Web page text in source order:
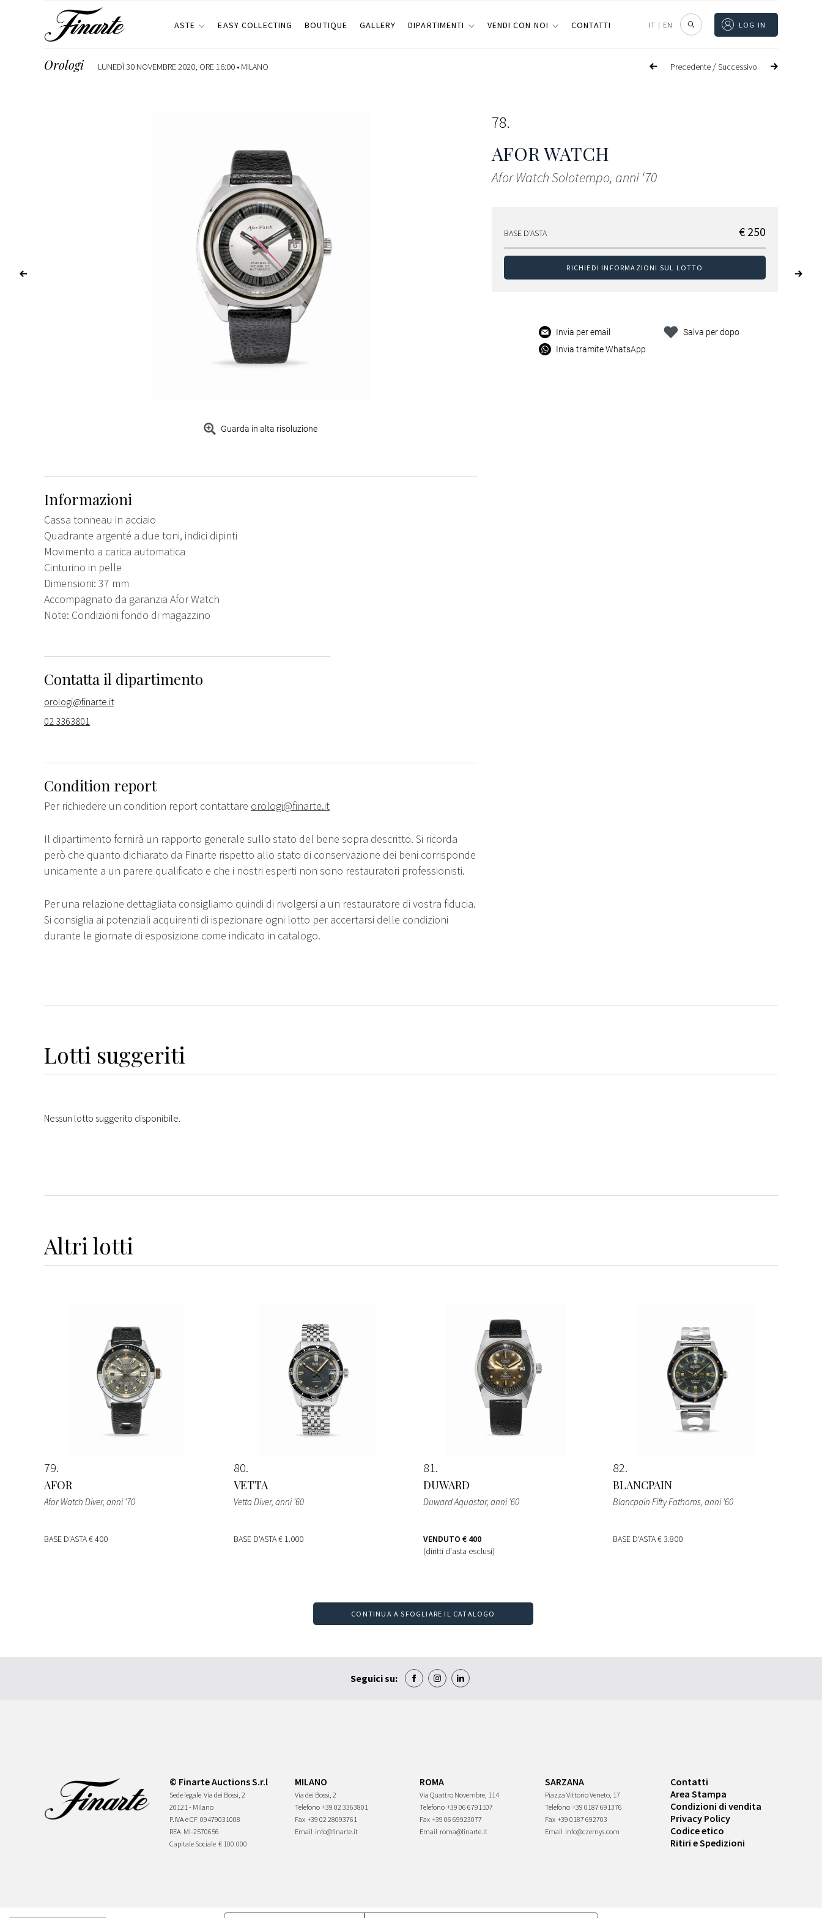
ASTE EASY COLLECTING BOUTIQUE GALLERY DIPARTIMENTI VENDI CON NOI CONTATTI IT | EN LOG IN
Precedente /Successivo
Orologi LUNEDÌ 30 NOVEMBRE 2020, ORE 16:00 • MILANO
Guarda in alta risoluzione
78
AFOR WATCH
Afor Watch Solotempo, anni ‘70
BASE D'ASTA € 250
RICHIEDI INFORMAZIONI SUL LOTTO
Invia per email
Invia tramite WhatsApp
Salva per dopo
Informazioni
Cassa tonneau in acciaio
Quadrante argenté a due toni, indici dipinti
Movimento a carica automatica
Cinturino in pelle
Dimensioni: 37 mm
Accompagnato da garanzia Afor Watch
Note: Condizioni fondo di magazzino
Contatta il dipartimento
orologi@finarte.it
02 3363801
Condition report
Per richiedere un condition report contattare orologi@finarte.it
Il dipartimento fornirà un rapporto generale sullo stato del bene sopra descritto. Si ricorda
però che quanto dichiarato da Finarte rispetto allo stato di conservazione dei beni corrisponde
unicamente a un parere qualificato e che i nostri esperti non sono restauratori professionisti.
Per una relazione dettagliata consigliamo quindi di rivolgersi a un restauratore di vostra fiducia.
Si consiglia ai potenziali acquirenti di ispezionare ogni lotto per accertarsi delle condizioni
durante le giornate di esposizione come indicato in catalogo.
Lotti suggeriti
Nessun lotto suggerito disponibile.
Altri lotti
79
AFOR
Afor Watch Diver, anni ‘70
BASE D'ASTA€ 400
80
VETTA
Vetta Diver, anni ‘60
BASE D'ASTA€ 1.000
81
DUWARD
Duward Aquastar, anni ‘60
VENDUTO € 400
(diritti d'asta esclusi)
82
BLANCPAIN
Blancpain Fifty Fathoms, anni ‘60
BASE D'ASTA€ 3.800
CONTINUA A SFOGLIARE IL CATALOGO
Seguici su:
© Finarte Auctions S.r.l
Sede legale Via dei Bossi, 2
20121 - Milano
P.IVA e CF 09479031008
REA MI-2570656
Capitale Sociale € 100.000
MILANO
Via dei Bossi, 2
Telefono +39 02 3363801
Fax +39 02 28093761
Email info@finarte.it
ROMA
Via Quattro Novembre, 114
Telefono +39 06 6791107
Fax +39 06 69923077
Email roma@finarte.it
SARZANA
Piazza Vittorio Veneto, 17
Telefono +39 0187 691376
Fax +39 0187 692703
Email info@czernys.com
Contatti
Area Stampa
Condizioni di vendita
Privacy Policy
Codice etico
Ritiri e Spedizioni